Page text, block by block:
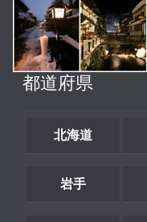
都道府県
北海道
岩手